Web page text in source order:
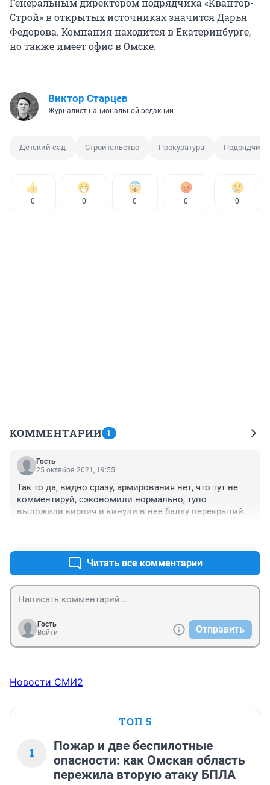
Генеральным директором подрядчика «Квантор-
Строй» в открытых источниках значится Дарья
Федорова. Компания находится в Екатеринбурге,
но также имеет офис в Омске.
Виктор Старцев
Журналист национальной редакции
Детский сад Строительство Прокуратура Подрядчик
0 0 0 0 0
КОММЕНТАРИИ 1
Гость
25 октября 2021, 19:55
Так то да, видно сразу, армирования нет, что тут не
комментируй, сэкономили нормально, тупо
выложили кирпич и кинули в нее балку перекрытий.
Читать все комментарии
Гость
Войти
Отправить
Новости СМИ2
ТОП 5
1
Пожар и две беспилотные
опасности: как Омская область
пережила вторую атаку БПЛА